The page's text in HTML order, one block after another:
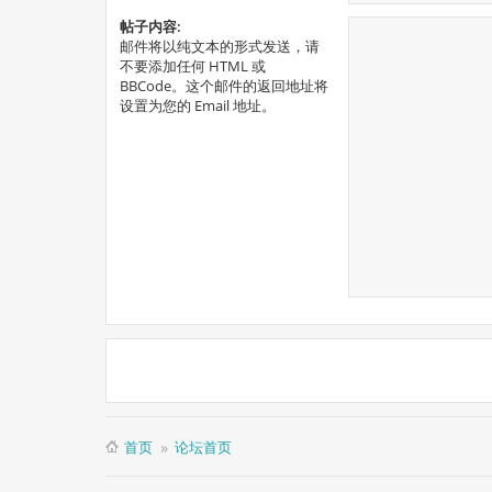
帖子内容:
邮件将以纯文本的形式发送，请
不要添加任何 HTML 或
BBCode。这个邮件的返回地址将
设置为您的 Email 地址。
首页 论坛首页